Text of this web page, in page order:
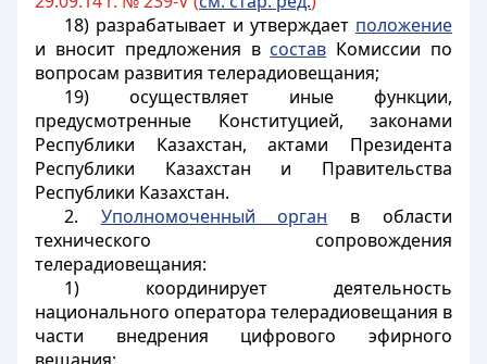
18) разрабатывает и утверждает положение
и вносит предложения в состав Комиссии по
вопросам развития телерадиовещания;
19) осуществляет иные функции,
предусмотренные Конституцией, законами
Республики Казахстан, актами Президента
Республики Казахстан и Правительства
Республики Казахстан.
2. Уполномоченный орган в области
технического сопровождения
телерадиовещания:
1) координирует деятельность
национального оператора телерадиовещания в
части внедрения цифрового эфирного